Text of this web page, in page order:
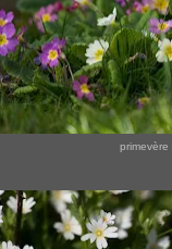
primevère